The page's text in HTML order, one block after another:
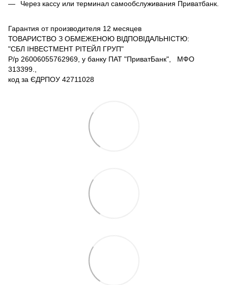
Через кассу или терминал самообслуживания Приватбанк.
Гарантия от производителя 12 месяцев
ТОВАРИСТВО З ОБМЕЖЕНОЮ ВІДПОВІДАЛЬНІСТЮ:
"СБЛ ІНВЕСТМЕНТ РІТЕЙЛ ГРУП"
Р/р 26006055762969, у банку ПАТ "ПриватБанк", МФО
313399.,
код за ЄДРПОУ 42711028